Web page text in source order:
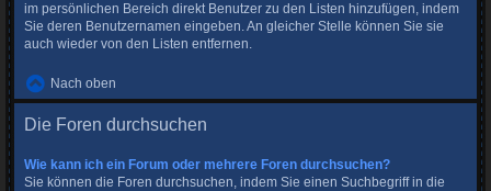
im persönlichen Bereich direkt Benutzer zu den Listen hinzufügen, indem
Sie deren Benutzernamen eingeben. An gleicher Stelle können Sie sie
auch wieder von den Listen entfernen.
Nach oben
Die Foren durchsuchen
Wie kann ich ein Forum oder mehrere Foren durchsuchen?
Sie können die Foren durchsuchen, indem Sie einen Suchbegriff in die